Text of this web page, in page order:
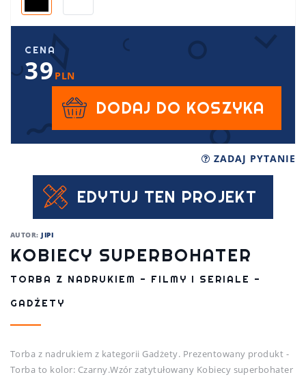
AUTOR:JIPI
KOBIECY SUPERBOHATER
TORBA Z NADRUKIEM - FILMY I SERIALE -
GADŻETY
Torba z nadrukiem z kategorii Gadżety. Prezentowany produkt -
Torba to kolor: Czarny.Wzór zatytułowany Kobiecy superbohater
CENA
39PLN
DODAJ DO KOSZYKA
ZADAJ PYTANIE
EDYTUJ TEN PROJEKT